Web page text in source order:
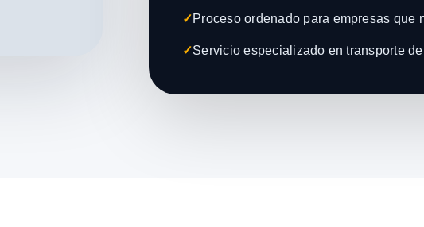
✓Proceso ordenado para empresas que
✓Servicio especializado en transporte